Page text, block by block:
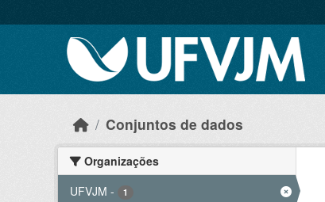
Conjuntos de dados
Organizações
UFVJM - 1